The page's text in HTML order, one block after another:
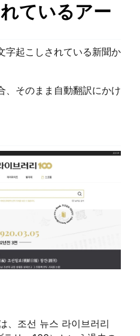
ているアー
字起こしされている新聞か
、そのまま自動翻訳にかけ
、조선 뉴스 라이브러리